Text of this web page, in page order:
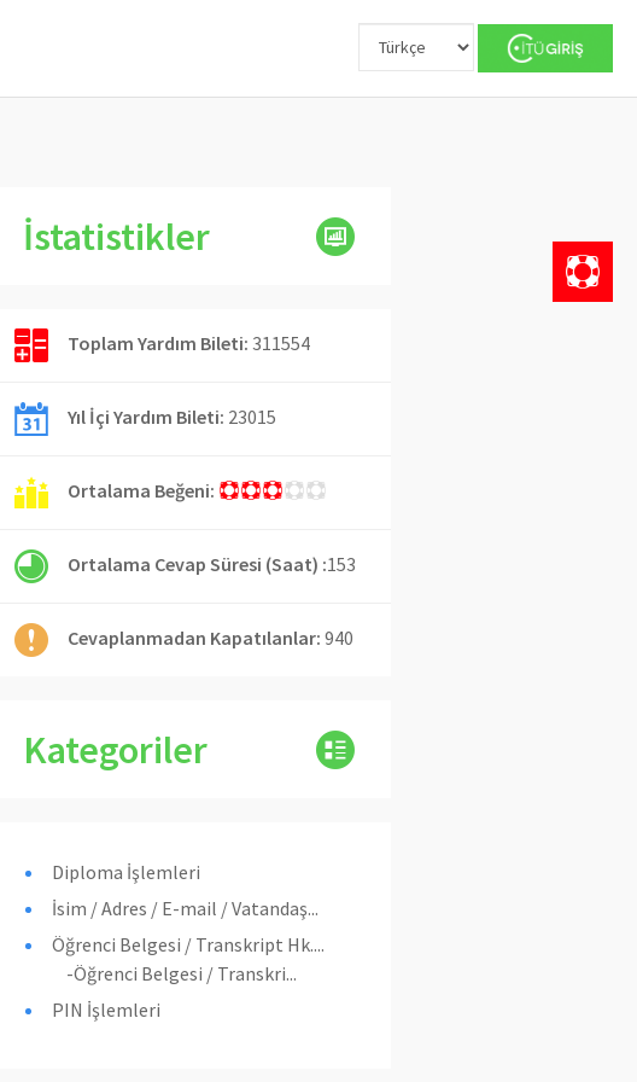
İstatistikler
Toplam Yardım Bileti: 311554
Yıl İçi Yardım Bileti: 23015
Ortalama Beğeni:
Ortalama Cevap Süresi (Saat) :153
Cevaplanmadan Kapatılanlar: 940
Kategoriler
Diploma İşlemleri
İsim / Adres / E-mail / Vatandaş...
Öğrenci Belgesi / Transkript Hk....
-Öğrenci Belgesi / Transkri...
PIN İşlemleri